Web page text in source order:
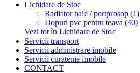
Lichidare de Stoc
Radiator baie / portprosop (1)
Dopuri pvc pentru teava (40)
Vezi tot în Lichidare de Stoc
Servicii transport
Servicii administrare imobile
Servicii curatenie imobile
CONTACT